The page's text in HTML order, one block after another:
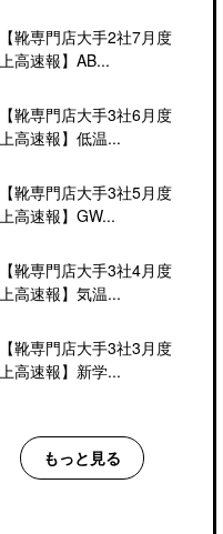
【靴専門店大手2社7月度
高速報】AB...
【靴専門店大手3社6月度
高速報】低温...
【靴専門店大手3社5月度
高速報】GW...
【靴専門店大手3社4月度
高速報】気温...
【靴専門店大手3社3月度
高速報】新学...
もっと見る